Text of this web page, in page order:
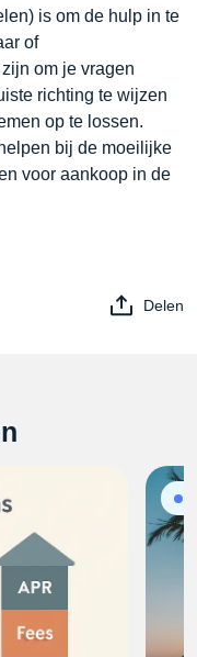
is om de hulp in te
of
om je vragen
richting te wijzen
op te lossen.
bij de moeilijke
voor aankoop in de
Delen